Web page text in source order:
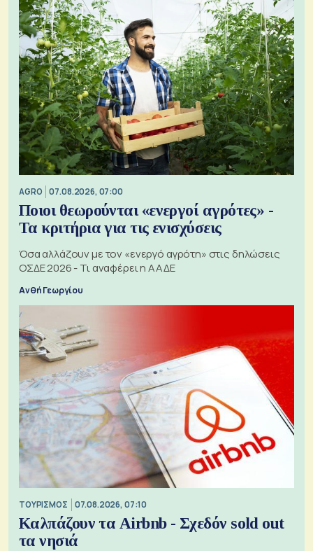
AGRO 07.08.2026, 07:00
Ποιοι θεωρούνται «ενεργοί αγρότες» -
Τα κριτήρια για τις ενισχύσεις
Όσα αλλάζουν με τον «ενεργό αγρότη» στις δηλώσεις
ΟΣΔΕ 2026 - Τι αναφέρει η ΑΑΔΕ
Ανθή Γεωργίου
ΤΟΥΡΙΣΜΟΣ 07.08.2026, 07:10
Καλπάζουν τα Airbnb - Σχεδόν sold out
τα νησιά